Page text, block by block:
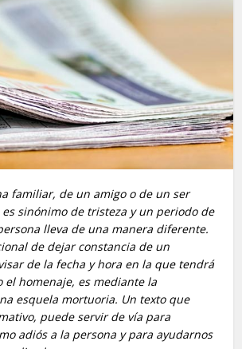
familiar, de un amigo o de un ser
sinónimo de tristeza y un periodo de
lleva de una manera diferente.
de dejar constancia de un
de la fecha y hora en la que tendrá
el homenaje, es mediante la
esquela mortuoria. Un texto que
puede servir de vía para
adiós a la persona y para ayudarnos